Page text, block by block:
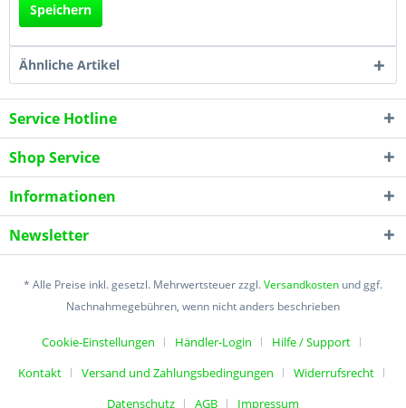
Speichern
Ähnliche Artikel
Service Hotline
Shop Service
Informationen
Newsletter
* Alle Preise inkl. gesetzl. Mehrwertsteuer zzgl.Versandkosten und ggf.
Nachnahmegebühren, wenn nicht anders beschrieben
Cookie-Einstellungen Händler-Login
Hilfe / Support
Kontakt
Versand und Zahlungsbedingungen
Widerrufsrecht
Datenschutz
AGB Impressum